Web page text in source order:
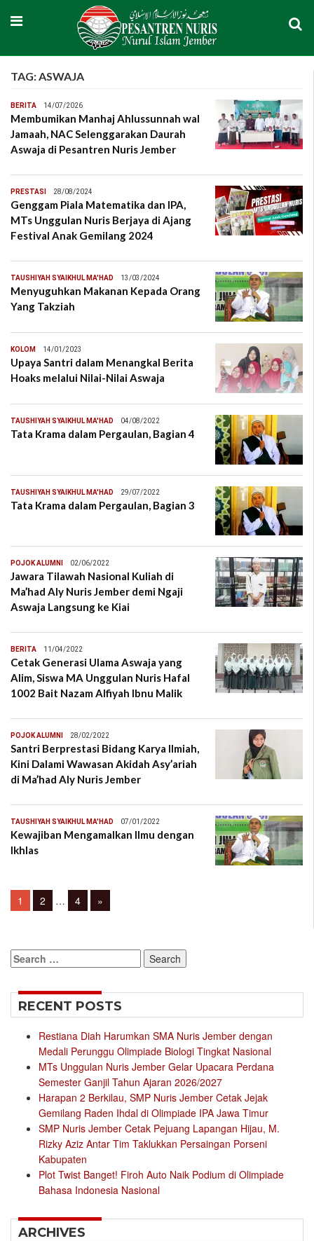
TAG:ASWAJA
BERITA 14/07/2026
Membumikan Manhaj Ahlussunnah wal
Jamaah, NAC Selenggarakan Daurah
Aswaja di Pesantren Nuris Jember
PRESTASI 28/08/2024
Genggam Piala Matematika dan IPA,
MTs Unggulan Nuris Berjaya di Ajang
Festival Anak Gemilang 2024
TAUSHIYAH SYAIKHUL MA'HAD 13/03/2024
Menyuguhkan Makanan Kepada Orang
Yang Takziah
KOLOM 14/01/2023
Upaya Santri dalam Menangkal Berita
Hoaks melalui Nilai-Nilai Aswaja
TAUSHIYAH SYAIKHUL MA'HAD 04/08/2022
Tata Krama dalam Pergaulan, Bagian 4
TAUSHIYAH SYAIKHUL MA'HAD 29/07/2022
Tata Krama dalam Pergaulan, Bagian 3
POJOK ALUMNI 02/06/2022
Jawara Tilawah Nasional Kuliah di
Ma’had Aly Nuris Jember demi Ngaji
Aswaja Langsung ke Kiai
BERITA 11/04/2022
Cetak Generasi Ulama Aswaja yang
Alim, Siswa MA Unggulan Nuris Hafal
1002 Bait Nazam Alfiyah Ibnu Malik
POJOK ALUMNI 28/02/2022
Santri Berprestasi Bidang Karya Ilmiah,
Kini Dalami Wawasan Akidah Asy’ariah
di Ma’had Aly Nuris Jember
TAUSHIYAH SYAIKHUL MA'HAD 07/01/2022
Kewajiban Mengamalkan Ilmu dengan
Ikhlas
Posts
Page
1 Page
2 … Page
4 »
Search
for:
RECENT POSTS
Restiana Diah Harumkan SMA Nuris Jember dengan
Medali Perunggu Olimpiade Biologi Tingkat Nasional
MTs Unggulan Nuris Jember Gelar Upacara Perdana
Semester Ganjil Tahun Ajaran 2026/2027
Harapan 2 Berkilau, SMP Nuris Jember Cetak Jejak
Gemilang Raden Ihdal di Olimpiade IPA Jawa Timur
SMP Nuris Jember Cetak Pejuang Lapangan Hijau, M.
Rizky Aziz Antar Tim Taklukkan Persaingan Porseni
Kabupaten
Plot Twist Banget! Firoh Auto Naik Podium di Olimpiade
Bahasa Indonesia Nasional
ARCHIVES